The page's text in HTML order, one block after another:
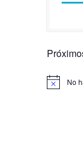
Aviso No